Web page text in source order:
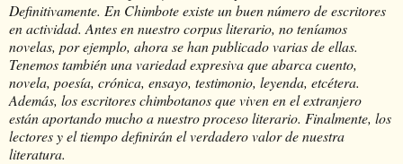
Definitivamente. En Chimbote existe un buen número de escritores
en actividad. Antes en nuestro corpus literario, no teníamos
novelas, por ejemplo, ahora se han publicado varias de ellas.
Tenemos también una variedad expresiva que abarca cuento,
novela, poesía, crónica, ensayo, testimonio, leyenda, etcétera.
Además, los escritores chimbotanos que viven en el extranjero
están aportando mucho a nuestro proceso literario. Finalmente, los
lectores y el tiempo definirán el verdadero valor de nuestra
literatura.